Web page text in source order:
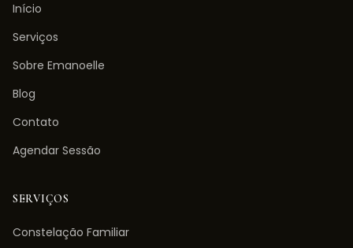
Início
Serviços
Sobre Emanoelle
Blog
Contato
Agendar Sessão
SERVIÇOS
Constelação Familiar